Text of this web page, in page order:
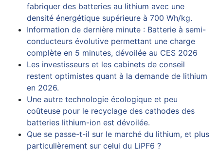
fabriquer des batteries au lithium avec une
densité énergétique supérieure à 700 Wh/kg.
Information de dernière minute : Batterie à semi-
conducteurs évolutive permettant une charge
complète en 5 minutes, dévoilée au CES 2026
Les investisseurs et les cabinets de conseil
restent optimistes quant à la demande de lithium
en 2026.
Une autre technologie écologique et peu
coûteuse pour le recyclage des cathodes des
batteries lithium-ion est dévoilée.
Que se passe-t-il sur le marché du lithium, et plus
particulièrement sur celui du LiPF6 ?